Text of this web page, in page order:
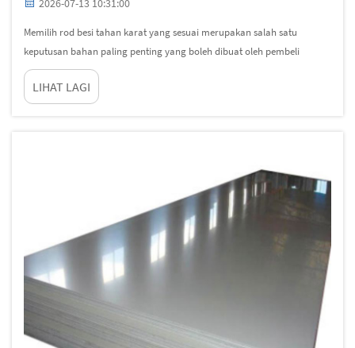
2026-07-13 10:31:00
Memilih rod besi tahan karat yang sesuai merupakan salah satu
keputusan bahan paling penting yang boleh dibuat oleh pembeli
industri atau jurutera. Gred yang salah boleh menyebabkan kakisan
awal, kegagalan mekanikal atau kos berlebihan yang tidak perlu.
Dengan begitu banyak aloi...
LIHAT LAGI